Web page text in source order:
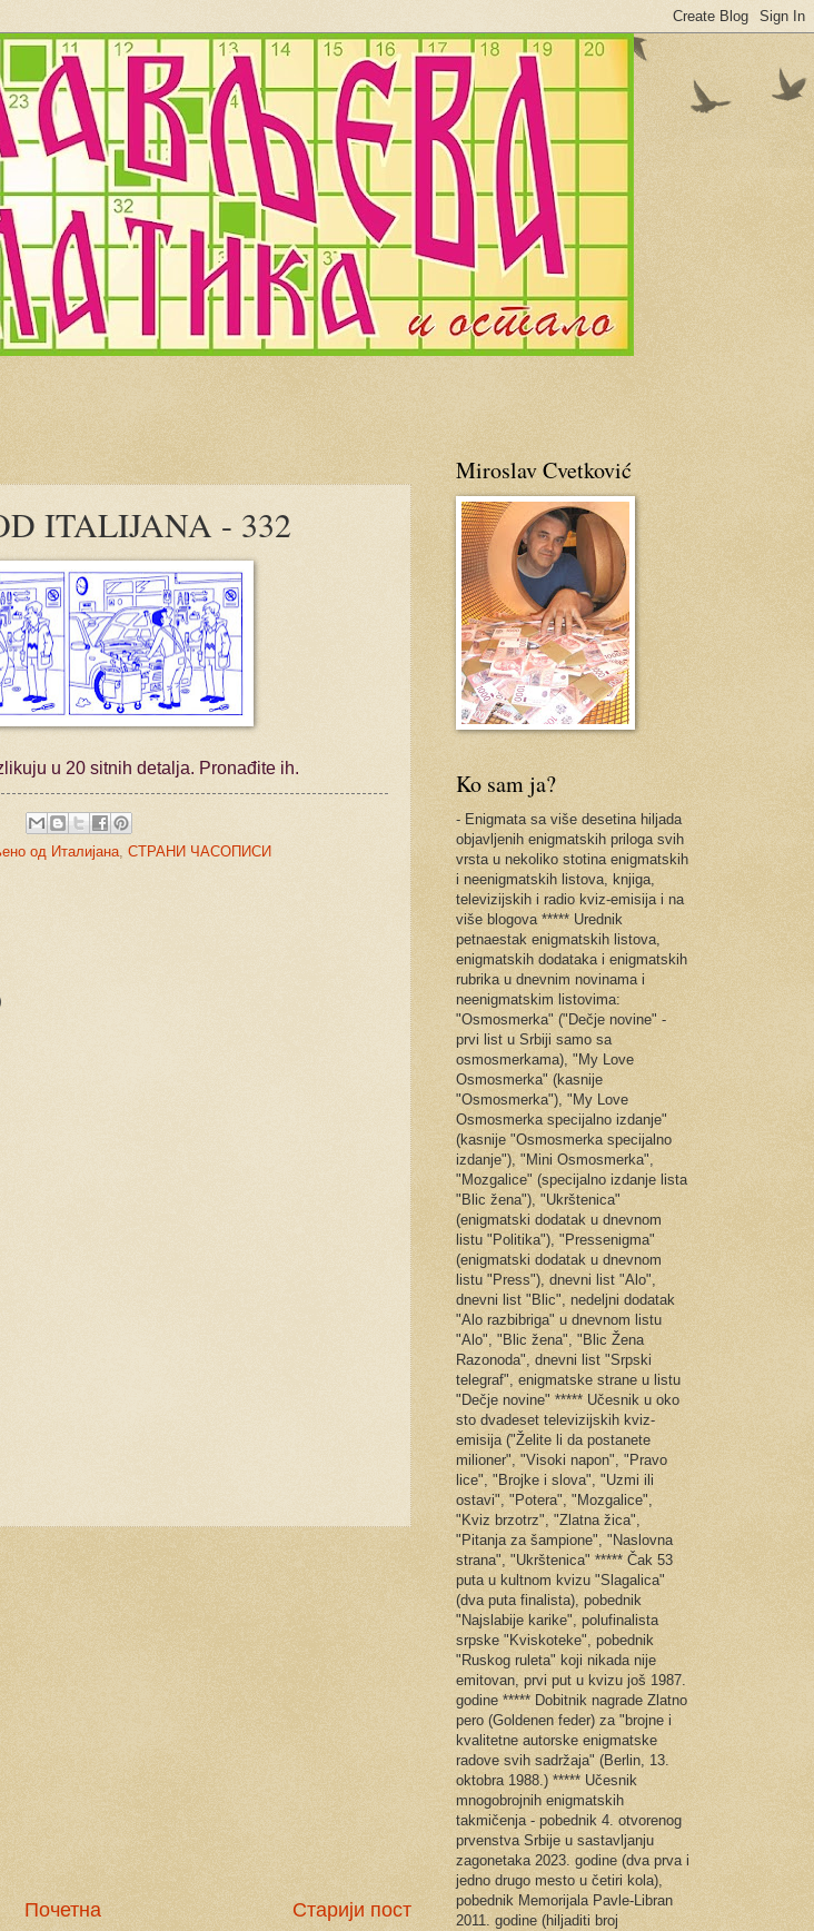
ITALIJANA - 332
u 20 sitnih detalja. Pronađite ih.
од Италијана, СТРАНИ ЧАСОПИСИ
Старији пост
Почетна
Miroslav Cvetković
Ko sam ja?
- Enigmata sa više desetina hiljada
objavljenih enigmatskih priloga svih
vrsta u nekoliko stotina enigmatskih
i neenigmatskih listova, knjiga,
televizijskih i radio kviz-emisija i na
više blogova ***** Urednik
petnaestak enigmatskih listova,
enigmatskih dodataka i enigmatskih
rubrika u dnevnim novinama i
neenigmatskim listovima:
"Osmosmerka" ("Dečje novine" -
prvi list u Srbiji samo sa
osmosmerkama), "My Love
Osmosmerka" (kasnije
"Osmosmerka"), "My Love
Osmosmerka specijalno izdanje"
(kasnije "Osmosmerka specijalno
izdanje"), "Mini Osmosmerka",
"Mozgalice" (specijalno izdanje lista
"Blic žena"), "Ukrštenica"
(enigmatski dodatak u dnevnom
listu "Politika"), "Pressenigma"
(enigmatski dodatak u dnevnom
listu "Press"), dnevni list "Alo",
dnevni list "Blic", nedeljni dodatak
"Alo razbibriga" u dnevnom listu
"Alo", "Blic žena", "Blic Žena
Razonoda", dnevni list "Srpski
telegraf", enigmatske strane u listu
"Dečje novine" ***** Učesnik u oko
sto dvadeset televizijskih kviz-
emisija ("Želite li da postanete
milioner", "Visoki napon", "Pravo
lice", "Brojke i slova", "Uzmi ili
ostavi", "Potera", "Mozgalice",
"Kviz brzotrz", "Zlatna žica",
"Pitanja za šampione", "Naslovna
strana", "Ukrštenica" ***** Čak 53
puta u kultnom kvizu "Slagalica"
(dva puta finalista), pobednik
"Najslabije karike", polufinalista
srpske "Kviskoteke", pobednik
"Ruskog ruleta" koji nikada nije
emitovan, prvi put u kvizu još 1987.
godine ***** Dobitnik nagrade Zlatno
pero (Goldenen feder) za "brojne i
kvalitetne autorske enigmatske
radove svih sadržaja" (Berlin, 13.
oktobra 1988.) ***** Učesnik
mnogobrojnih enigmatskih
takmičenja - pobednik 4. otvorenog
prvenstva Srbije u sastavljanju
zagonetaka 2023. godine (dva prva i
jedno drugo mesto u četiri kola),
pobednik Memorijala Pavle-Libran
2011. godine (hiljaditi broj